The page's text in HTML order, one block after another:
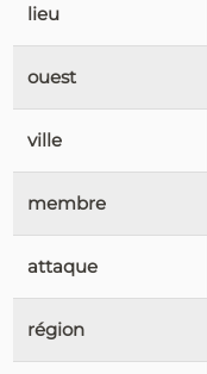
lieu
ouest
ville
membre
attaque
région